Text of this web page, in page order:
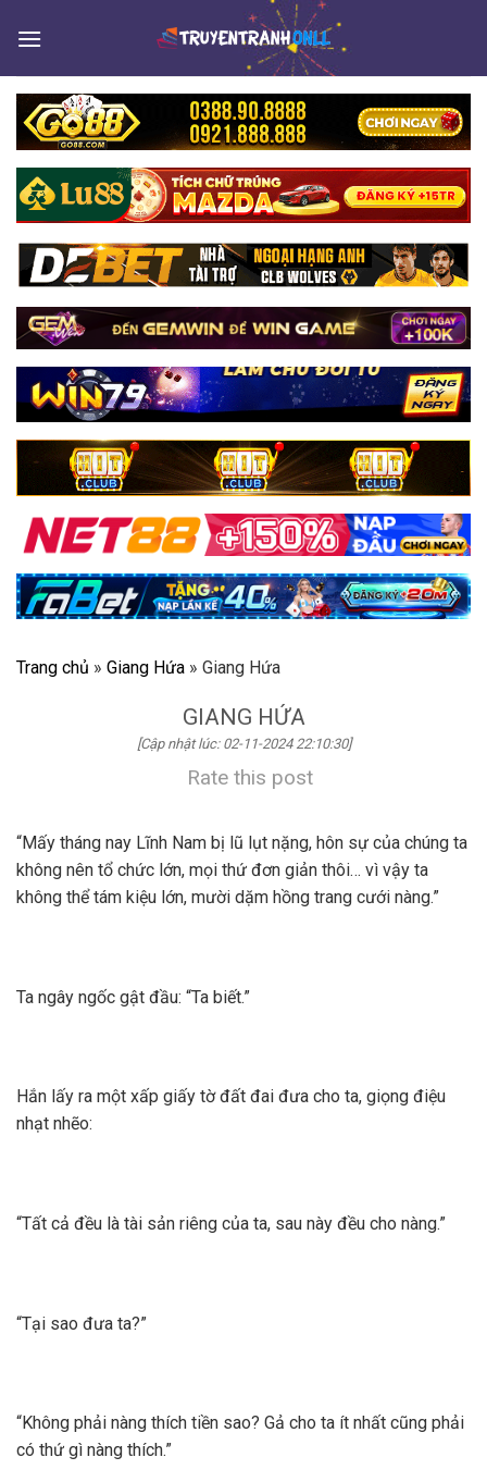
Trang chủ » Giang Hứa » Giang Hứa
GIANG HỨA
[Cập nhật lúc: 02-11-2024 22:10:30]
Rate this post
“Mấy tháng nay Lĩnh Nam bị lũ lụt nặng, hôn sự của chúng ta
không nên tổ chức lớn, mọi thứ đơn giản thôi… vì vậy ta
không thể tám kiệu lớn, mười dặm hồng trang cưới nàng.”
Ta ngây ngốc gật đầu: “Ta biết.”
Hắn lấy ra một xấp giấy tờ đất đai đưa cho ta, giọng điệu
nhạt nhẽo:
“Tất cả đều là tài sản riêng của ta, sau này đều cho nàng.”
“Tại sao đưa ta?”
“Không phải nàng thích tiền sao? Gả cho ta ít nhất cũng phải
có thứ gì nàng thích.”